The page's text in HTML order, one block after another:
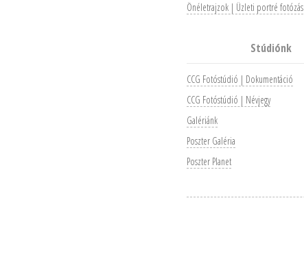
Önéletrajzok | Üzleti portré fotózás
Stúdiónk
CCG Fotóstúdió | Dokumentáció
CCG Fotóstúdió | Névjegy
Galériánk
Poszter Galéria
Poszter Planet